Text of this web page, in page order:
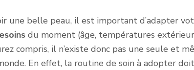
une belle peau, il est important d’adapter
du moment (âge, températures
compris, il n’existe donc pas une seule et
En effet, la routine de soin à adopter